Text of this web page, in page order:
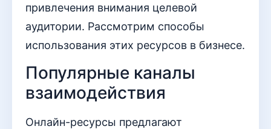
привлечения внимания целевой
аудитории. Рассмотрим способы
использования этих ресурсов в бизнесе.
Популярные каналы
взаимодействия
Онлайн-ресурсы предлагают